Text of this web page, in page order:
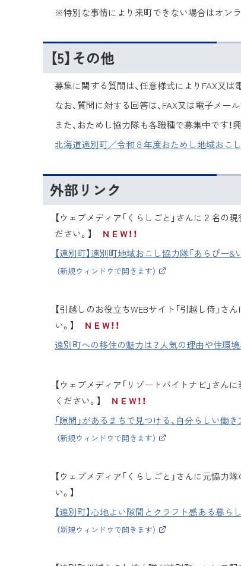
※特別な事情により来町できない場合はオン
【5】その他
募集に関する質問は、任意様式によりFAX又は
なお、質問に対する回答は、FAX又は電子メー
また、おためし協力隊も各職種で募集中です！
北海道遠別町／令和８年度おためし地域おこ
外部リンク
【ウェブメディア「くらしごと」さんに２名の
ださい。】
ＮＥＷ！！
【遠別町】遠別町地域おこし協力隊「あらぴー
（新規ウィンドウで開きます）
サ
イ
【引越しのお役立ちWEBサイト「引越し侍」
い。】
ＮＥＷ！！
遠別町への移住の魅力は？人気の理由や住環
【ウェブメディア「リゾートバイトナビ」さ
ください。】
ＮＥＷ！！
「隙間」があるまちで見つける、自分らしい
（新規ウィンドウで開きます）
サ
イ
【ウェブメディア「くらしごと」さんに元協
い。】
【遠別町】心地よい隙間とクラフト感ある暮ら
（新規ウィンドウで開きます）